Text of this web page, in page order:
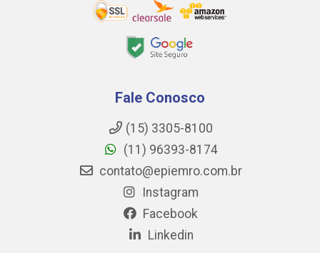
Fale Conosco
(15) 3305-8100
(11) 96393-8174
contato@epiemro.com.br
Instagram
Facebook
Linkedin